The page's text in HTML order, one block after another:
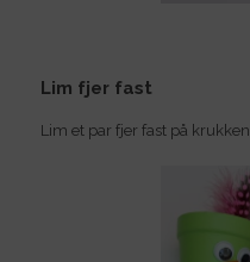
Lim fjer fast
Lim et par fjer fast på krukken.